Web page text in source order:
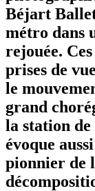
Béjart
métro dans
rejouée.
prises de
le
grand
la station
évoque
pionnier de